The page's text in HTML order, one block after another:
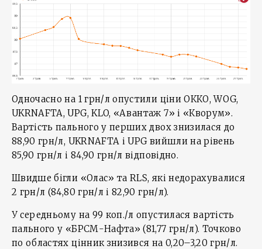
Одночасно на 1 грн/л опустили ціни ОККО, WOG,
UKRNAFTA, UPG, KLO, «Авантаж 7» і «Кворум».
Вартість пального у перших двох знизилася до
88,90 грн/л, UKRNAFTA і UPG вийшли на рівень
85,90 грн/л і 84,90 грн/л відповідно.
Швидше бігли «Олас» та RLS, які недорахувалися
2 грн/л (84,80 грн/л і 82,90 грн/л).
У середньому на 99 коп./л опустилася вартість
пального у «БРСМ-Нафта» (81,77 грн/л). Точково
по областях цінник знизився на 0,20–3,20 грн/л.